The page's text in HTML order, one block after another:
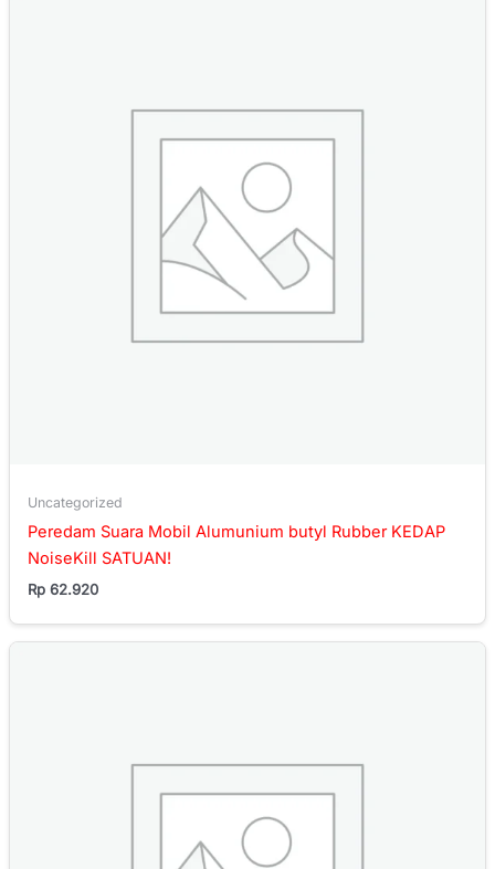
Uncategorized
Peredam Suara Mobil Alumunium butyl Rubber KEDAP
NoiseKill SATUAN!
Rp 62.920